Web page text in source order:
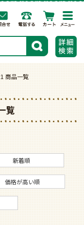
検索
商品一覧
覧
新着順
価格が高い順